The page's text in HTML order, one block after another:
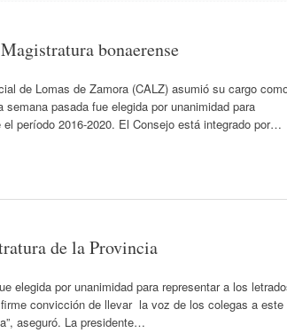
bonaerense
de Lomas de Zamora (CALZ) asumió su cargo
pasada fue elegida por unanimidad para
período 2016-2020. El Consejo está integrado por…
de la Provincia
elegida por unanimidad para representar a los
convicción de llevar la voz de los colegas a este
aseguró. La presidente…